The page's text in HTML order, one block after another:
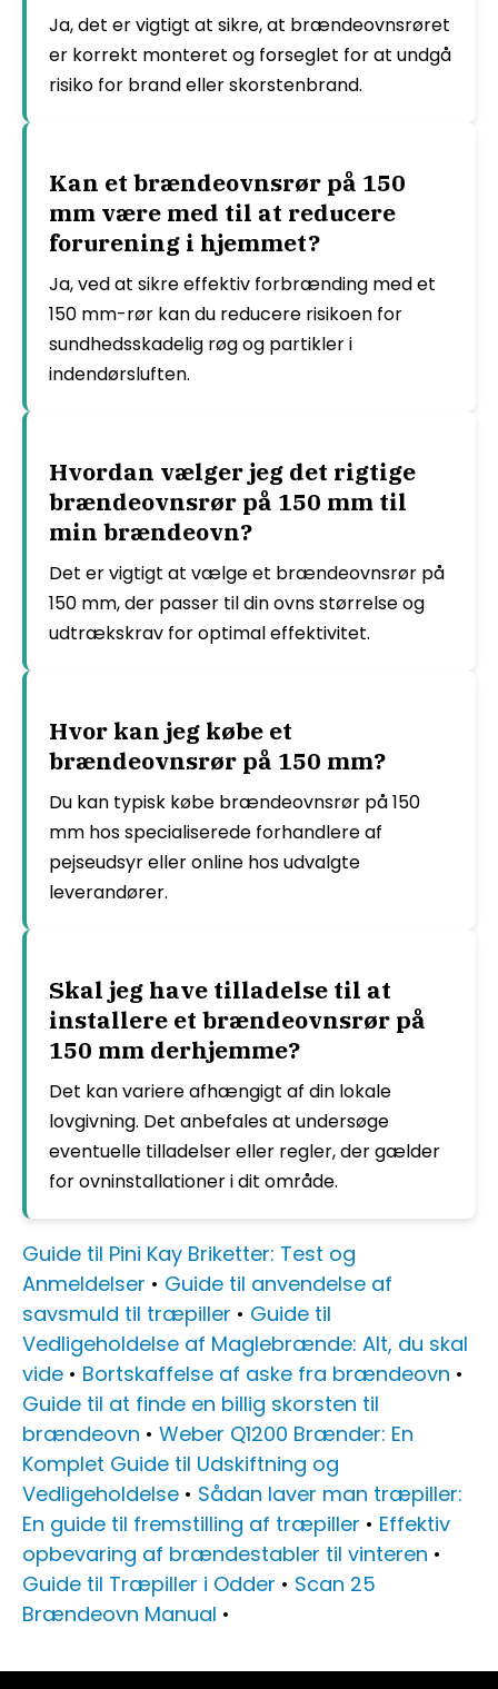
Ja, det er vigtigt at sikre, at brændeovnsrøret
er korrekt monteret og forseglet for at undgå
risiko for brand eller skorstenbrand.
Kan et brændeovnsrør på 150
mm være med til at reducere
forurening i hjemmet?
Ja, ved at sikre effektiv forbrænding med et
150 mm-rør kan du reducere risikoen for
sundhedsskadelig røg og partikler i
indendørsluften.
Hvordan vælger jeg det rigtige
brændeovnsrør på 150 mm til
min brændeovn?
Det er vigtigt at vælge et brændeovnsrør på
150 mm, der passer til din ovns størrelse og
udtrækskrav for optimal effektivitet.
Hvor kan jeg købe et
brændeovnsrør på 150 mm?
Du kan typisk købe brændeovnsrør på 150
mm hos specialiserede forhandlere af
pejseudsyr eller online hos udvalgte
leverandører.
Skal jeg have tilladelse til at
installere et brændeovnsrør på
150 mm derhjemme?
Det kan variere afhængigt af din lokale
lovgivning. Det anbefales at undersøge
eventuelle tilladelser eller regler, der gælder
for ovninstallationer i dit område.
Guide til Pini Kay Briketter: Test og
Anmeldelser • Guide til anvendelse af
savsmuld til træpiller • Guide til
Vedligeholdelse af Maglebrænde: Alt, du skal
vide • Bortskaffelse af aske fra brændeovn •
Guide til at finde en billig skorsten til
brændeovn • Weber Q1200 Brænder: En
Komplet Guide til Udskiftning og
Vedligeholdelse • Sådan laver man træpiller:
En guide til fremstilling af træpiller • Effektiv
opbevaring af brændestabler til vinteren •
Guide til Træpiller i Odder • Scan 25
Brændeovn Manual •